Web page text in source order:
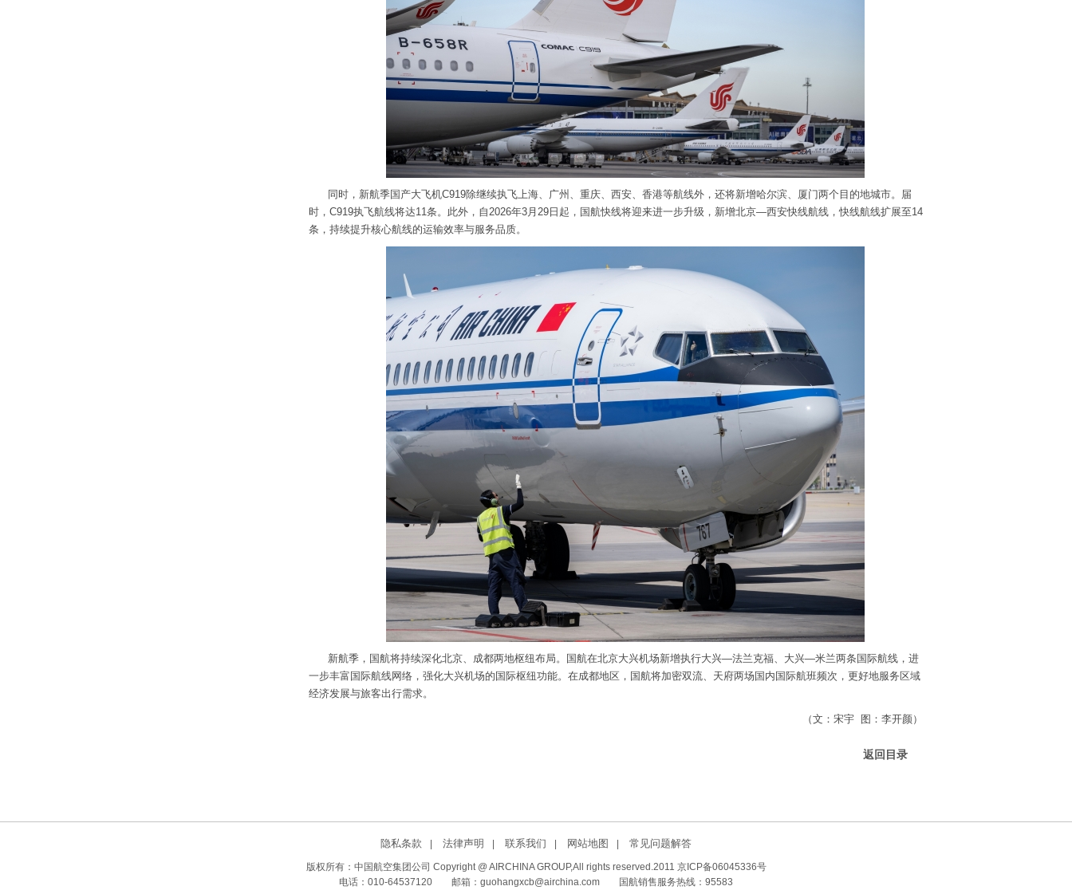
同时，新航季国产大飞机C919除继续执飞上海、广州、重庆、西安、香港等航线外，还将新增哈尔滨、厦门两个目的地城市。届
时，C919执飞航线将达11条。此外，自2026年3月29日起，国航快线将迎来进一步升级，新增北京—西安快线航线，快线航线扩展至14
条，持续提升核心航线的运输效率与服务品质。
新航季，国航将持续深化北京、成都两地枢纽布局。国航在北京大兴机场新增执行大兴—法兰克福、大兴—米兰两条国际航线，进
一步丰富国际航线网络，强化大兴机场的国际枢纽功能。在成都地区，国航将加密双流、天府两场国内国际航班频次，更好地服务区域
经济发展与旅客出行需求。
（文：宋宇 图：李开颜）
返回目录